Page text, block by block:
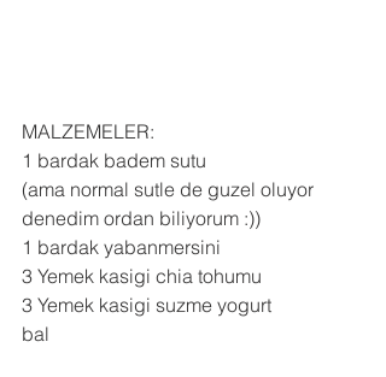
MALZEMELER:
1 bardak badem sutu
(ama normal sutle de guzel oluyor
denedim ordan biliyorum :))
1 bardak yabanmersini
3 Yemek kasigi chia tohumu
3 Yemek kasigi suzme yogurt
bal